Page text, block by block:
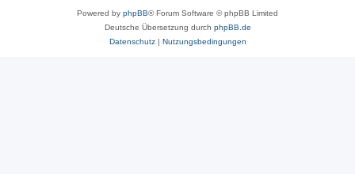
Powered by phpBB® Forum Software © phpBB Limited
Deutsche Übersetzung durch phpBB.de
Datenschutz| Nutzungsbedingungen